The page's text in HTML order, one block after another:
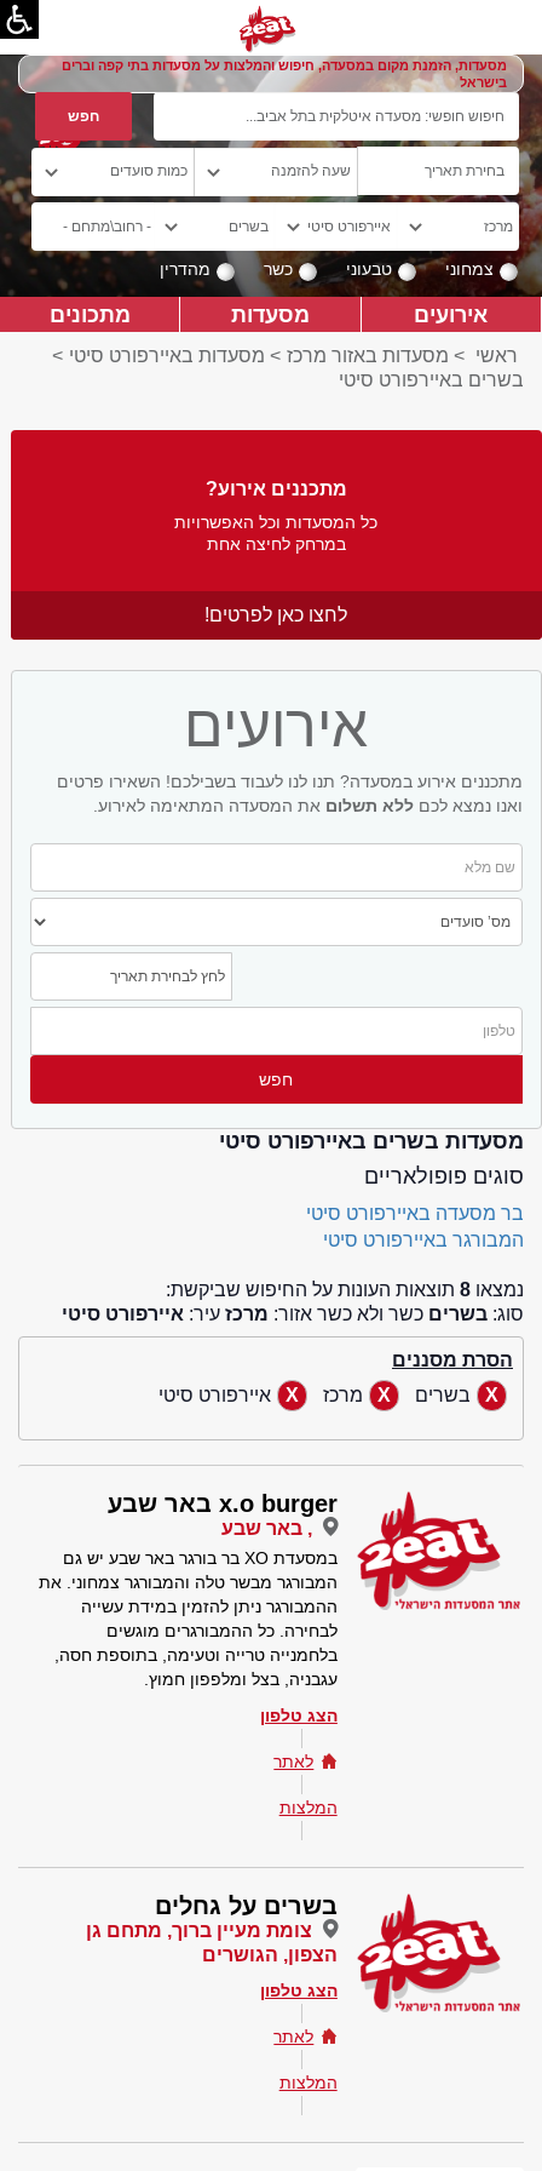
מסעדות, הזמנת מקום במסעדה, חיפוש והמלצות על מסעדות בתי קפה וברים
בישראל
צמחוני טבעוני כשר מהדרין
אירועים מסעדות מתכונים
ראשי > מסעדות באזור מרכז > מסעדות באיירפורט סיטי >
בשרים באיירפורט סיטי
מתכננים אירוע?
כל המסעדות וכל האפשרויות
במרחק לחיצה אחת
לחצו כאן לפרטים!
אירועים
מתכננים אירוע במסעדה? תנו לנו לעבוד בשבילכם! השאירו פרטים
ואנו נמצא לכם ללא תשלום את המסעדה המתאימה לאירוע.
מסעדות בשרים באיירפורט סיטי
סוגים פופולאריים
בר מסעדה באיירפורט סיטי
המבורגר באיירפורט סיטי
נמצאו 8 תוצאות העונות על החיפוש שביקשת:
סוג: בשרים כשר ולא כשר אזור: מרכז עיר: איירפורט סיטי
הסרת מסננים
בשרים
מרכז איירפורט סיטי
x.o burger באר שבע
, באר שבע
במסעדת XO בר בורגר באר שבע יש גם
המבורגר מבשר טלה והמבורגר צמחוני. את
ההמבורגר ניתן להזמין במידת עשייה
לבחירה. כל ההמבורגרים מוגשים
בלחמנייה טרייה וטעימה, בתוספת חסה,
עגבניה, בצל ומלפפון חמוץ.
הצג טלפון
לאתר
המלצות
בשרים על גחלים
צומת מעיין ברוך, מתחם גן
הצפון, הגושרים
הצג טלפון
לאתר
המלצות